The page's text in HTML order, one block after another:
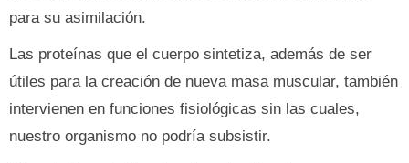
para su asimilación.
Las proteínas que el cuerpo sintetiza, además de ser
útiles para la creación de nueva masa muscular, también
intervienen en funciones fisiológicas sin las cuales,
nuestro organismo no podría subsistir.